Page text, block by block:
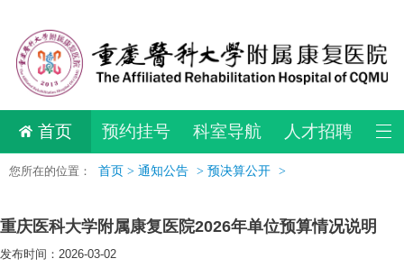
首页 预约挂号 科室导航 人才招聘
您所在的位置： 首页 > 通知公告 > 预决算公开 >
重庆医科大学附属康复医院2026年单位预算情况说明
发布时间：2026-03-02